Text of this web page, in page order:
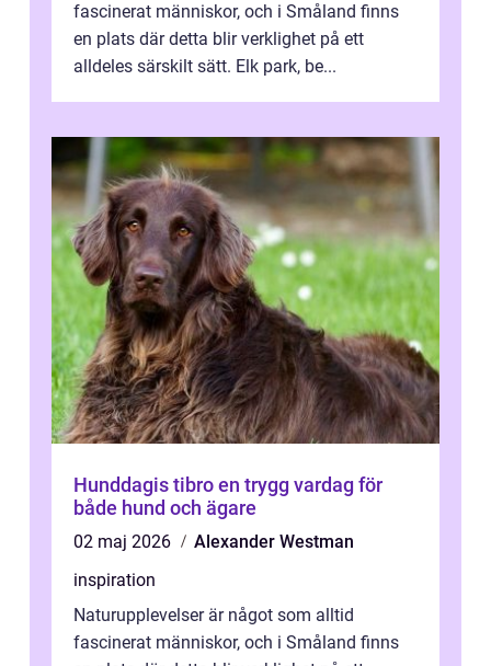
fascinerat människor, och i Småland finns
en plats där detta blir verklighet på ett
alldeles särskilt sätt. Elk park, be...
Hunddagis tibro en trygg vardag för
både hund och ägare
02 maj 2026
Alexander Westman
inspiration
Naturupplevelser är något som alltid
fascinerat människor, och i Småland finns